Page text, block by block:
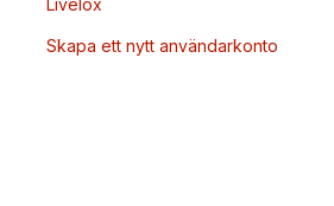
Skapa ett nytt användarkonto